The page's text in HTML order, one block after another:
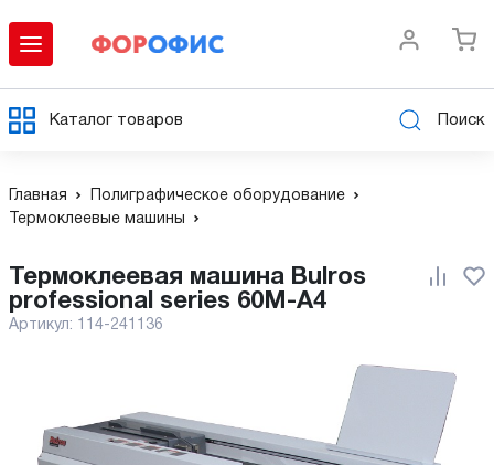
Каталог товаров Поиск
Главная
Полиграфическое оборудование
Термоклеевые машины
professional series 60M-A4
Артикул: 114-241136